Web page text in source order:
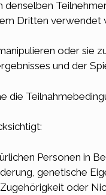
Dritten verwendet
oder sie
und der
die
Personen in
genetische
oder